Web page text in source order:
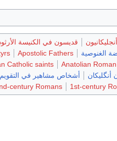
قديسون في الكنيسة
الغنوصية Apostolic Fathers
Anatolian
Catholic saints
أنگليكان أشخاص مشاهير في التقويم
1st-century
century Romans